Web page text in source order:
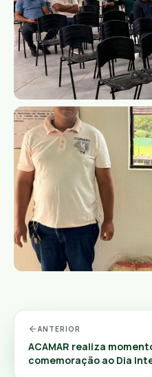
ANTERIOR
ACAMAR realiza
comemoração ao Dia